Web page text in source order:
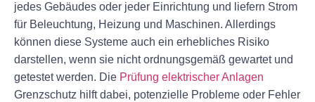
jedes Gebäudes oder jeder Einrichtung und liefern Strom
für Beleuchtung, Heizung und Maschinen. Allerdings
können diese Systeme auch ein erhebliches Risiko
darstellen, wenn sie nicht ordnungsgemäß gewartet und
getestet werden. Die Prüfung elektrischer Anlagen
Grenzschutz hilft dabei, potenzielle Probleme oder Fehler